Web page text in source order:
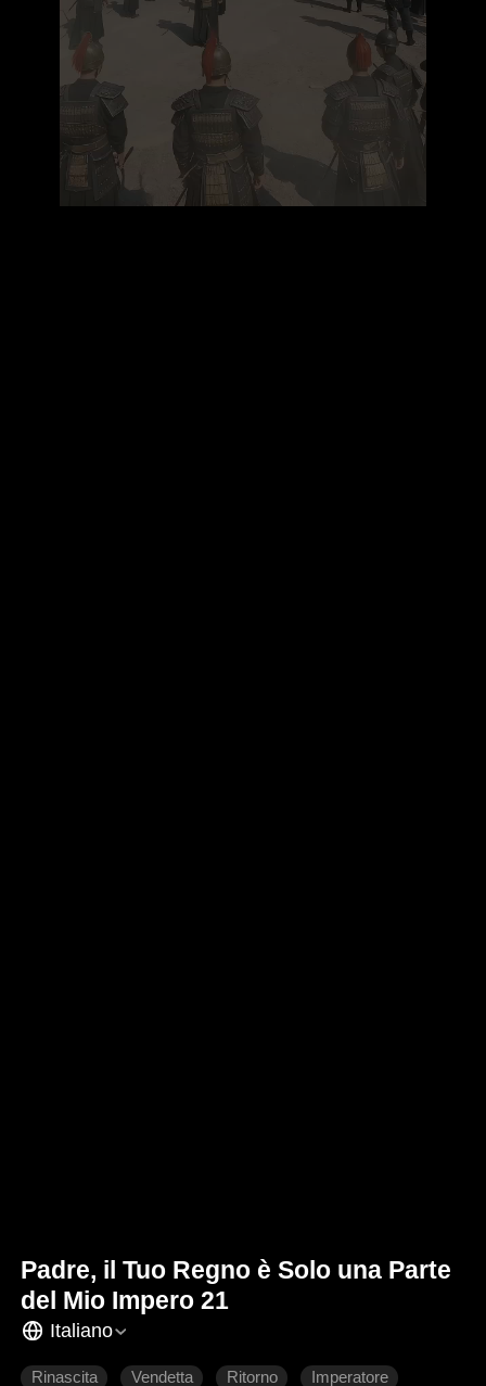
Padre, il Tuo Regno è Solo una Parte
del Mio Impero 21
Italiano
Rinascita Vendetta Ritorno Imperatore